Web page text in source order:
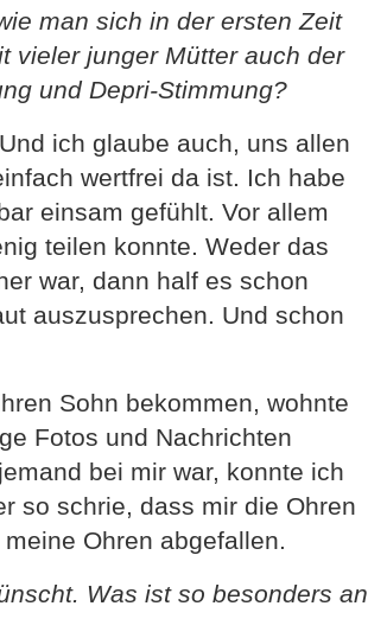
man sich in der ersten Zeit
vieler junger Mütter auch der
und Depri-Stimmung?
ich glaube auch, uns allen
wertfrei da ist. Ich habe
einsam gefühlt. Vor allem
teilen konnte. Weder das
war, dann half es schon
auszusprechen. Und schon
Sohn bekommen, wohnte
Fotos und Nachrichten
bei mir war, konnte ich
so schrie, dass mir die Ohren
Ohren abgefallen.
Was ist so besonders an